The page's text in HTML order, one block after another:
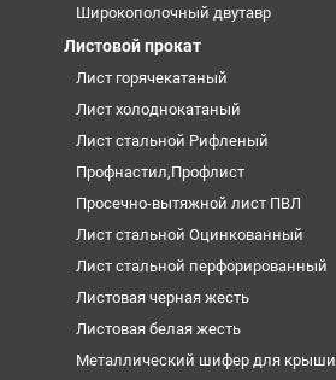
Широкополочный двутавр
Листовой прокат
Лист горячекатаный
Лист холоднокатаный
Лист стальной Рифленый
Профнастил,Профлист
Просечно-вытяжной лист ПВЛ
Лист стальной Оцинкованный
Лист стальной перфорированный
Листовая черная жесть
Листовая белая жесть
Металлический шифер для крыши